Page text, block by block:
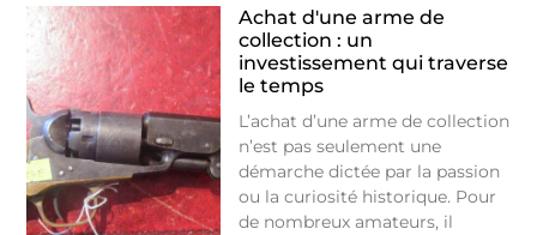
Achat d'une arme de
collection : un
investissement qui traverse
le temps
L’achat d’une arme de collection
n’est pas seulement une
démarche dictée par la passion
ou la curiosité historique. Pour
de nombreux amateurs, il